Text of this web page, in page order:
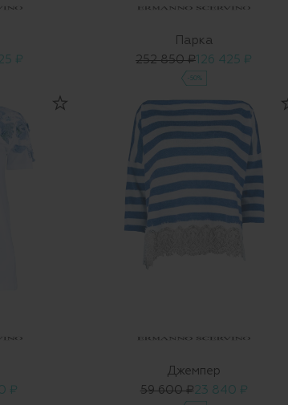
₽
Парка
252 850 ₽126 425 ₽
-50%
₽
Джемпер
59 600 ₽23 840 ₽